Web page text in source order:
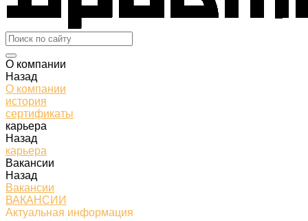
О компании
Назад
О компании
история
сертификаты
карьера
Назад
карьера
Вакансии
Назад
Вакансии
ВАКАНСИИ
Актуальная информация